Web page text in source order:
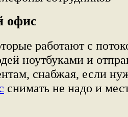
офис
работают с
ноутбуками и
снабжая, если
снимать не надо и